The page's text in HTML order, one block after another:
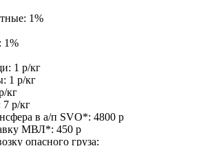
1%
1%
1 р/кг
1 р/кг
кг
7 р/кг
в а/п SVO*: 4800 р
МВЛ*: 450 р
опасного груза: